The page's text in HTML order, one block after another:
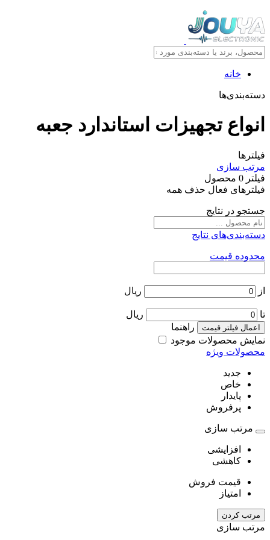
خانه
دسته‌بندی‌ها
انواع تجهیزات استاندارد جعبه
فیلترها
مرتب سازی
فیلتر 0 محصول
فیلترهای فعال حذف همه
جستجو در نتایج
دسته‌بندی‌های نتایج
محدوده قیمت
از ریال
تا ریال
اعمال فیلتر قیمت
راهنما
نمایش محصولات موجود
محصولات ویژه
جدید
خاص
پایدار
پرفروش
مرتب سازی
افزایشی
کاهشی
قیمت فروش
امتیاز
مرتب کردن
مرتب سازی